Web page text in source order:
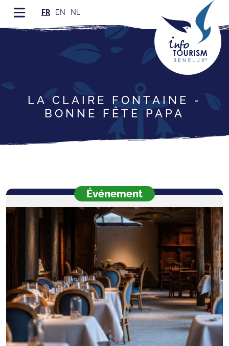
FR EN NL
LA CLAIRE FONTAINE -
BONNE FÊTE PAPA
Événement